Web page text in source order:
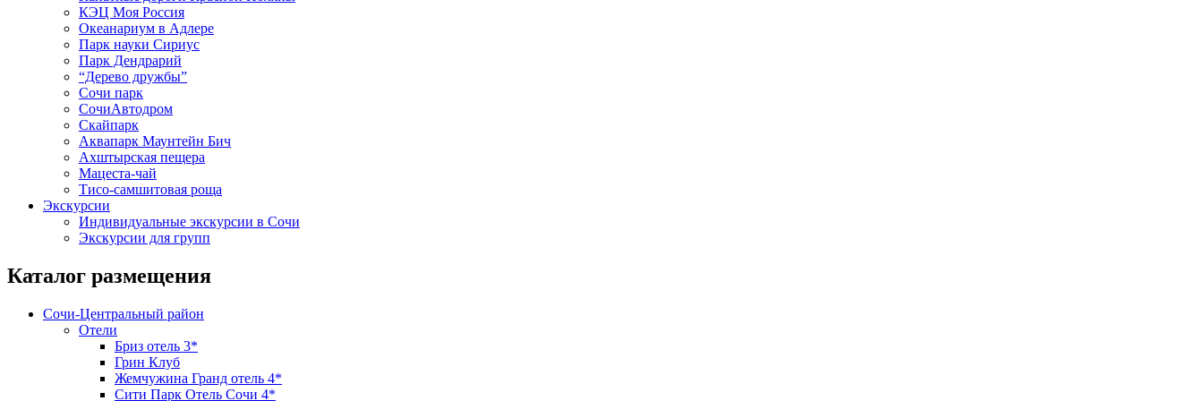
КЭЦ Моя Россия
Океанариум в Адлере
Парк науки Сириус
Парк Дендрарий
“Дерево дружбы”
Сочи парк
СочиАвтодром
Скайпарк
Аквапарк Маунтейн Бич
Ахштырская пещера
Мацеста-чай
Тисо-самшитовая роща
Экскурсии
Индивидуальные экскурсии в Сочи
Экскурсии для групп
Каталог размещения
Сочи-Центральный район
Отели
Бриз отель 3*
Грин Клуб
Жемчужина Гранд отель 4*
Сити Парк Отель Сочи 4*